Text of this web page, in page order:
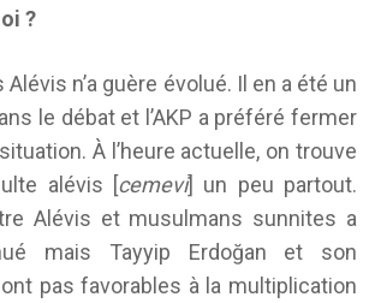
?
n’a guère évolué. Il en a été un
le débat et l’AKP a préféré fermer
À l’heure actuelle, on trouve
alévis [cemevi] un peu partout.
Alévis et musulmans sunnites a
mais Tayyip Erdoğan et son
pas favorables à la multiplication